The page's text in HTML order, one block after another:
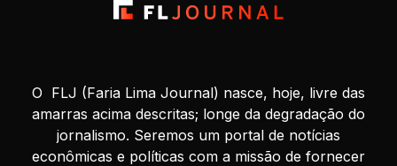
O FLJ (Faria Lima Journal) nasce, hoje, livre das
amarras acima descritas; longe da degradação do
jornalismo. Seremos um portal de notícias
econômicas e políticas com a missão de fornecer